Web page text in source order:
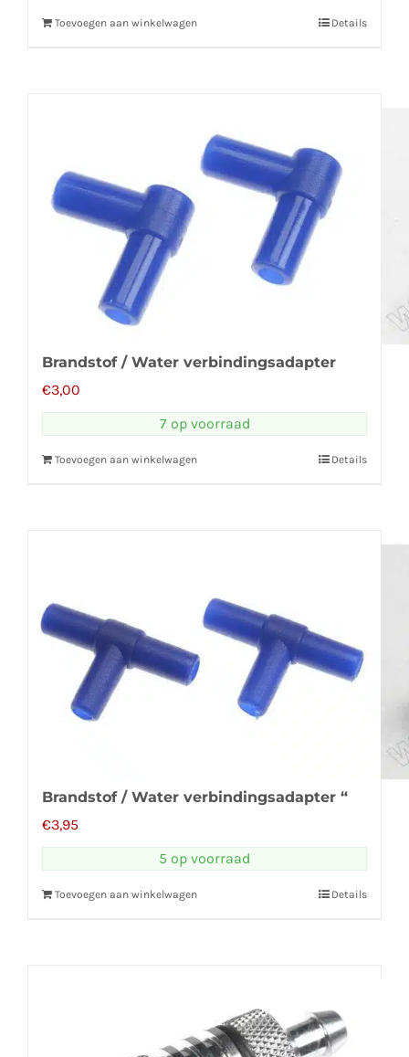
Toevoegen aan winkelwagen Details
Brandstof / Water verbindingsadapter
€3,00
7 op voorraad
Toevoegen aan winkelwagen Details
Brandstof / Water verbindingsadapter “
€3,95
5 op voorraad
Toevoegen aan winkelwagen Details